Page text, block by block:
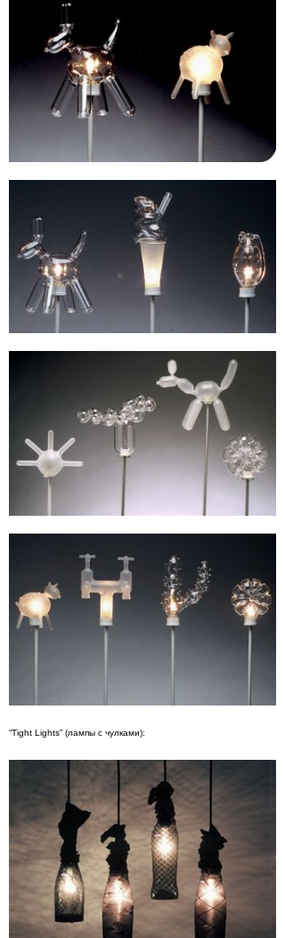
“Tight Lights” (лампы с чулками):